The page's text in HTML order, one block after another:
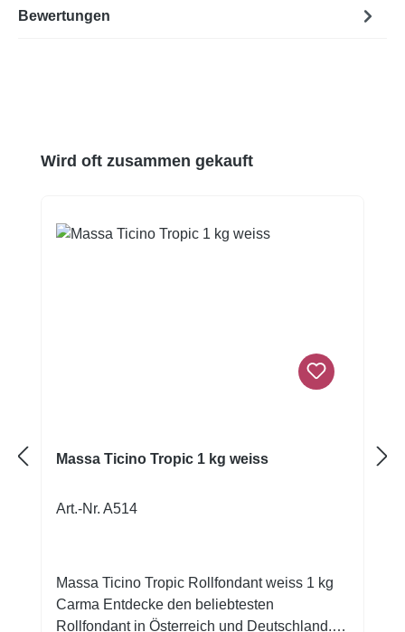
Bewertungen
Produktgalerie überspringen
Wird oft zusammen gekauft
Massa Ticino Tropic 1 kg weiss
Art.-Nr. A514
Massa Ticino Tropic Rollfondant weiss 1 kg
Carma Entdecke den beliebtesten
Rollfondant in Österreich und Deutschland.